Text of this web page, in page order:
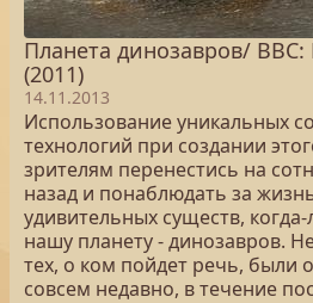
Планета динозавров/
(2011)
14.11.2013
Использование уникальных
технологий при создании
зрителям перенестись на
назад и понаблюдать за
удивительных существ,
нашу планету - динозавров.
тех, о ком пойдет речь, были
совсем недавно, в течение